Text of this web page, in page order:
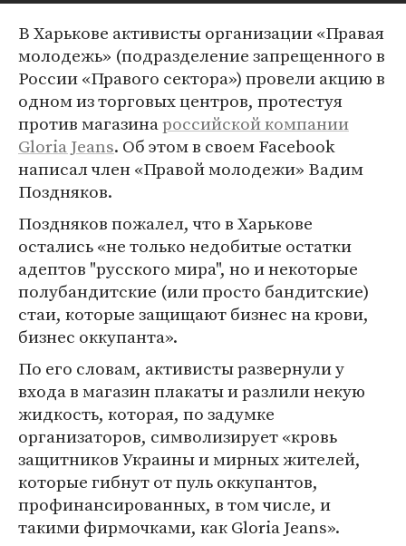
В Харькове активисты организации «Правая
молодежь» (подразделение запрещенного в
России «Правого сектора») провели акцию в
одном из торговых центров, протестуя
против магазинароссийской компании
Gloria Jeans. Об этом в своем Facebook
написал член «Правой молодежи» Вадим
Поздняков.
Поздняков пожалел, что в Харькове
остались «не только недобитые остатки
адептов "русского мира", но и некоторые
полубандитские (или просто бандитские)
стаи, которые защищают бизнес на крови,
бизнес оккупанта».
По его словам, активисты развернули у
входа в магазин плакаты и разлили некую
жидкость, которая, по задумке
организаторов, символизирует «кровь
защитников Украины и мирных жителей,
которые гибнут от пуль оккупантов,
профинансированных, в том числе, и
такими фирмочками, как Gloria Jeans».